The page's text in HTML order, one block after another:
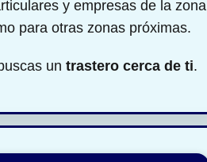
y empresas de la zona
para otras zonas próximas.
un trastero cerca de ti.